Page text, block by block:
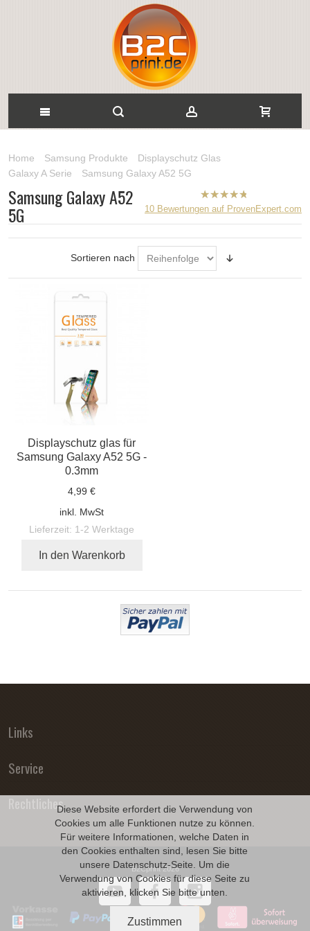
Diese Website erfordert die Verwendung von
Cookies um alle Funktionen nutze zu können.
Für weitere Informationen, welche Daten in
den Cookies enthalten sind, lesen Sie bitte
unsere Datenschutz-Seite. Um die
Verwendung von Cookies für diese Seite zu
aktivieren, klicken Sie bitte unten.
Zustimmen
Home Samsung Produkte
Displayschutz Glas
Galaxy A Serie
Samsung Galaxy A52 5G
B2CPrint
Sternen |
10 Bewertungen auf ProvenExpert.com
Samsung Galaxy A52
5G
Sortieren nach
Displayschutz glas für
Samsung Galaxy A52 5G -
0.3mm
4,99 €
inkl. MwSt
Lieferzeit: 1-2 Werktage
In den Warenkorb
Links
Service
Rechtliches
B2Cprint 2026